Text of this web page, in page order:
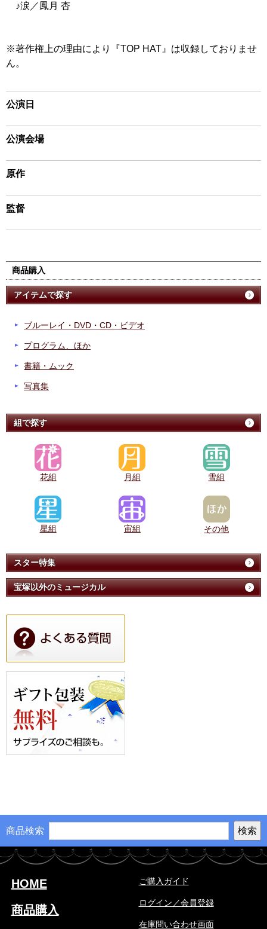
♪涙／鳳月 杏
※著作権上の理由により『TOP HAT』は収録しておりませ
ん。
公演日
公演会場
原作
監督
商品購入
アイテムで探す
ブルーレイ・DVD・CD・ビデオ
プログラム、ほか
書籍・ムック
写真集
組で探す
花組 月組 雪組
星組 宙組 その他
スター特集
宝塚以外のミュージカル
商品検索
HOME
商品購入
ご購入ガイド
ログイン／会員登録
在庫問い合わせ画面